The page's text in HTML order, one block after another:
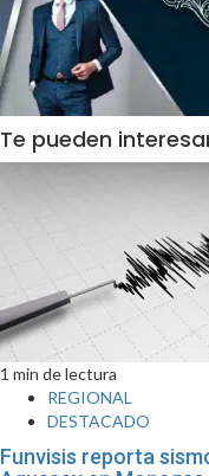
Te pueden
1 min de lectura
REGIONAL
DESTACADO
Funvisis reporta